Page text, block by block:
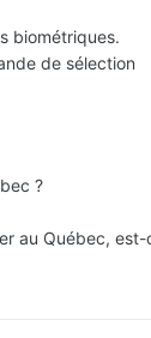
biométriques.
de sélection
?
au Québec, est-